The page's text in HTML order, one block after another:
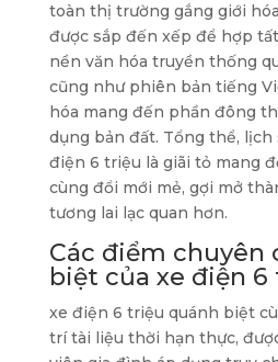
toàn thị trường gắng giới
được sắp đến xếp để hợp
nền văn hóa truyền thống
cũng như phiên bản tiếng
hóa mang đến phần đông
dụng bản đất. Tổng thể, lịch
điện 6 triệu là giãi tỏ mang
cùng đổi mới mẻ, gợi mở
tương lai lạc quan hơn.
Các điểm chuyên
biệt của xe điện 6
xe điện 6 triệu quánh biệt
trí tài liệu thời hạn thực,